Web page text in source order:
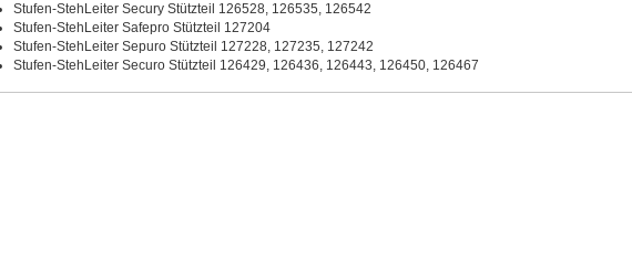
Stufen-StehLeiter Secury Stützteil 126528, 126535, 126542
Stufen-StehLeiter Safepro Stützteil 127204
Stufen-StehLeiter Sepuro Stützteil 127228, 127235, 127242
Stufen-StehLeiter Securo Stützteil 126429, 126436, 126443, 126450, 126467